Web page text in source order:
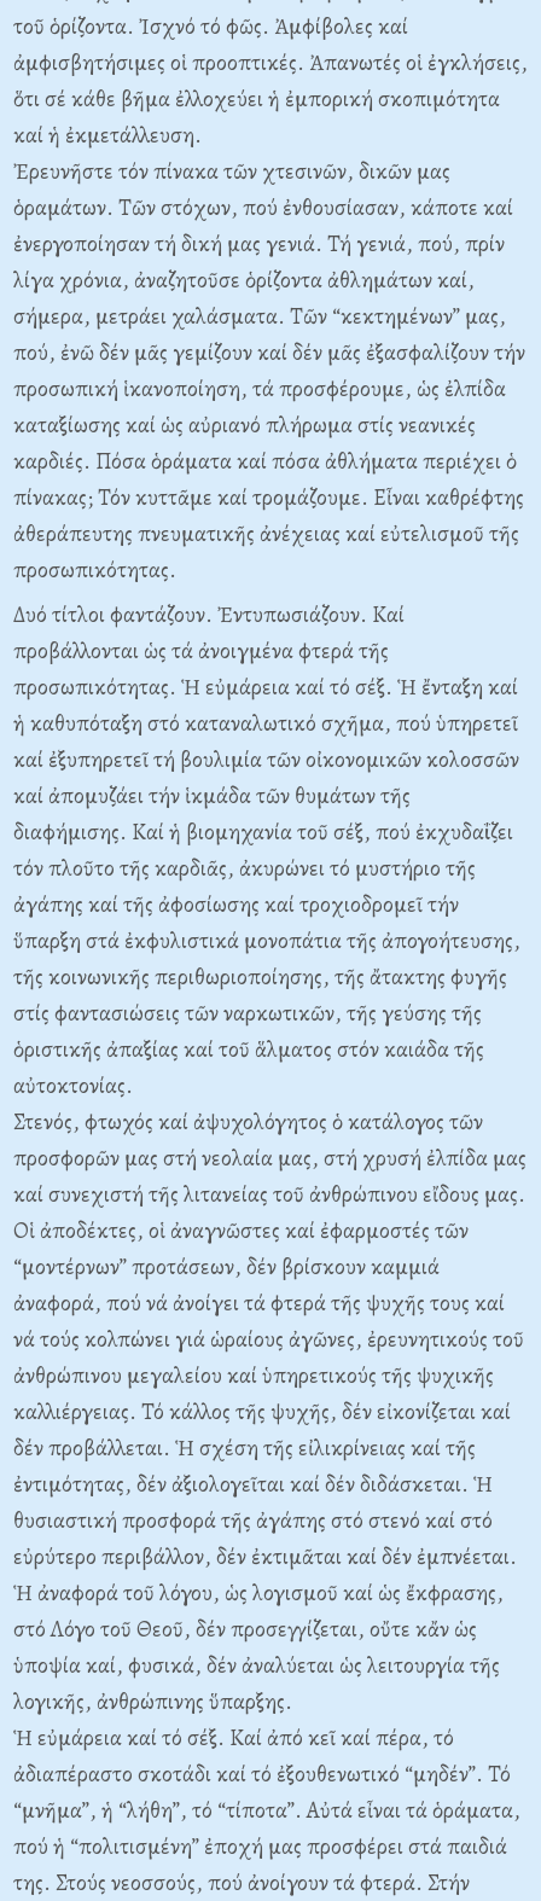
τοῦ ὁρίζοντα. Ἰσχνό τό φῶς. Ἀμφίβολες καί
ἀμφισβητήσιμες οἱ προοπτικές. Ἀπανωτές οἱ ἐγκλήσεις,
ὅτι σέ κάθε βῆμα ἐλλοχεύει ἡ ἐμπορική σκοπιμότητα
καί ἡ ἐκμετάλλευση.
Ἐρευνῆστε τόν πίνακα τῶν χτεσινῶν, δικῶν μας
ὁραμάτων. Τῶν στόχων, πού ἐνθουσίασαν, κάποτε καί
ἐνεργοποίησαν τή δική μας γενιά. Τή γενιά, πού, πρίν
λίγα χρόνια, ἀναζητοῦσε ὁρίζοντα ἀθλημάτων καί,
σήμερα, μετράει χαλάσματα. Τῶν “κεκτημένων” μας,
πού, ἐνῶ δέν μᾶς γεμίζουν καί δέν μᾶς ἐξασφαλίζουν τήν
προσωπική ἱκανοποίηση, τά προσφέρουμε, ὡς ἐλπίδα
καταξίωσης καί ὡς αὐριανό πλήρωμα στίς νεανικές
καρδιές. Πόσα ὁράματα καί πόσα ἀθλήματα περιέχει ὁ
πίνακας; Τόν κυττᾶμε καί τρομάζουμε. Εἶναι καθρέφτης
ἀθεράπευτης πνευματικῆς ἀνέχειας καί εὐτελισμοῦ τῆς
προσωπικότητας.
Δυό τίτλοι φαντάζουν. Ἐντυπωσιάζουν. Καί
προβάλλονται ὡς τά ἀνοιγμένα φτερά τῆς
προσωπικότητας. Ἡ εὐμάρεια καί τό σέξ. Ἡ ἔνταξη καί
ἡ καθυπόταξη στό καταναλωτικό σχῆμα, πού ὑπηρετεῖ
καί ἐξυπηρετεῖ τή βουλιμία τῶν οἰκονομικῶν κολοσσῶν
καί ἀπομυζάει τήν ἱκμάδα τῶν θυμάτων τῆς
διαφήμισης. Καί ἡ βιομηχανία τοῦ σέξ, πού ἐκχυδαΐζει
τόν πλοῦτο τῆς καρδιᾶς, ἀκυρώνει τό μυστήριο τῆς
ἀγάπης καί τῆς ἀφοσίωσης καί τροχιοδρομεῖ τήν
ὕπαρξη στά ἐκφυλιστικά μονοπάτια τῆς ἀπογοήτευσης,
τῆς κοινωνικῆς περιθωριοποίησης, τῆς ἄτακτης φυγῆς
στίς φαντασιώσεις τῶν ναρκωτικῶν, τῆς γεύσης τῆς
ὁριστικῆς ἀπαξίας καί τοῦ ἅλματος στόν καιάδα τῆς
αὐτοκτονίας.
Στενός, φτωχός καί ἀψυχολόγητος ὁ κατάλογος τῶν
προσφορῶν μας στή νεολαία μας, στή χρυσή ἐλπίδα μας
καί συνεχιστή τῆς λιτανείας τοῦ ἀνθρώπινου εἴδους μας.
Οἱ ἀποδέκτες, οἱ ἀναγνῶστες καί ἐφαρμοστές τῶν
“μοντέρνων” προτάσεων, δέν βρίσκουν καμμιά
ἀναφορά, πού νά ἀνοίγει τά φτερά τῆς ψυχῆς τους καί
νά τούς κολπώνει γιά ὡραίους ἀγῶνες, ἐρευνητικούς τοῦ
ἀνθρώπινου μεγαλείου καί ὑπηρετικούς τῆς ψυχικῆς
καλλιέργειας. Τό κάλλος τῆς ψυχῆς, δέν εἰκονίζεται καί
δέν προβάλλεται. Ἡ σχέση τῆς εἰλικρίνειας καί τῆς
ἐντιμότητας, δέν ἀξιολογεῖται καί δέν διδάσκεται. Ἡ
θυσιαστική προσφορά τῆς ἀγάπης στό στενό καί στό
εὐρύτερο περιβάλλον, δέν ἐκτιμᾶται καί δέν ἐμπνέεται.
Ἡ ἀναφορά τοῦ λόγου, ὡς λογισμοῦ καί ὡς ἔκφρασης,
στό Λόγο τοῦ Θεοῦ, δέν προσεγγίζεται, οὔτε κἄν ὡς
ὑποψία καί, φυσικά, δέν ἀναλύεται ὡς λειτουργία τῆς
λογικῆς, ἀνθρώπινης ὕπαρξης.
Ἡ εὐμάρεια καί τό σέξ. Καί ἀπό κεῖ καί πέρα, τό
ἀδιαπέραστο σκοτάδι καί τό ἐξουθενωτικό “μηδέν”. Τό
“μνῆμα”, ἡ “λήθη”, τό “τίποτα”. Αὐτά εἶναι τά ὁράματα,
πού ἡ “πολιτισμένη” ἐποχή μας προσφέρει στά παιδιά
της. Στούς νεοσσούς, πού ἀνοίγουν τά φτερά. Στήν